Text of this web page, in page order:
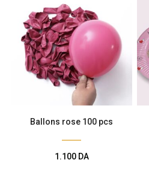
Ballons rose 100 pcs
1.100 DA